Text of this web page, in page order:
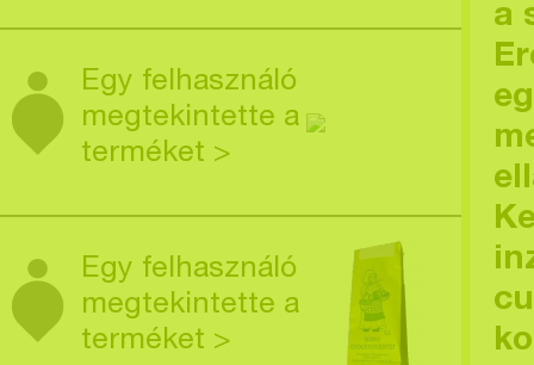
Egy felhasználó
megtekintette a
terméket >
Egy felhasználó
megtekintette a
terméket >
a